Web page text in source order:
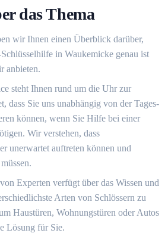
das Thema
wir Ihnen einen Überblick darüber,
in Waukemicke genau ist
anbieten.
steht Ihnen rund um die Uhr zur
dass Sie uns unabhängig von der Tages-
können, wenn Sie Hilfe bei einer
Wir verstehen, dass
unerwartet auftreten können und
Experten verfügt über das Wissen und
Arten von Schlössern zu
Haustüren, Wohnungstüren oder Autos
Lösung für Sie.​